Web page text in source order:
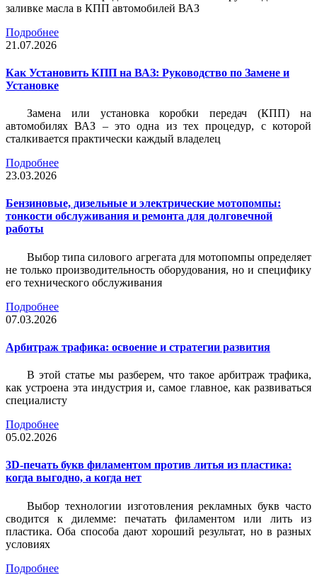
заливке масла в КПП автомобилей ВАЗ
Подробнее
21.07.2026
Как Установить КПП на ВАЗ: Руководство по Замене и
Установке
Замена или установка коробки передач (КПП) на
автомобилях ВАЗ – это одна из тех процедур, с которой
сталкивается практически каждый владелец
Подробнее
23.03.2026
Бензиновые, дизельные и электрические мотопомпы:
тонкости обслуживания и ремонта для долговечной
работы
Выбор типа силового агрегата для мотопомпы определяет
не только производительность оборудования, но и специфику
его технического обслуживания
Подробнее
07.03.2026
Арбитраж трафика: освоение и стратегии развития
В этой статье мы разберем, что такое арбитраж трафика,
как устроена эта индустрия и, самое главное, как развиваться
специалисту
Подробнее
05.02.2026
3D-печать букв филаментом против литья из пластика:
когда выгодно, а когда нет
Выбор технологии изготовления рекламных букв часто
сводится к дилемме: печатать филаментом или лить из
пластика. Оба способа дают хороший результат, но в разных
условиях
Подробнее